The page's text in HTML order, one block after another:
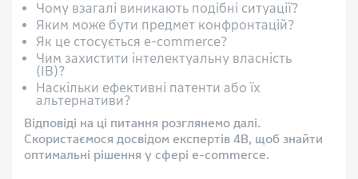
Чому взагалі виникають подібні ситуації?
Яким може бути предмет конфронтацій?
Як це стосується e-commerce?
Чим захистити інтелектуальну власність
(ІВ)?
Наскільки ефективні патенти або їх
альтернативи?
Відповіді на ці питання розглянемо далі.
Скористаємося досвідом експертів 4B, щоб знайти
оптимальні рішення у сфері e-commerce.